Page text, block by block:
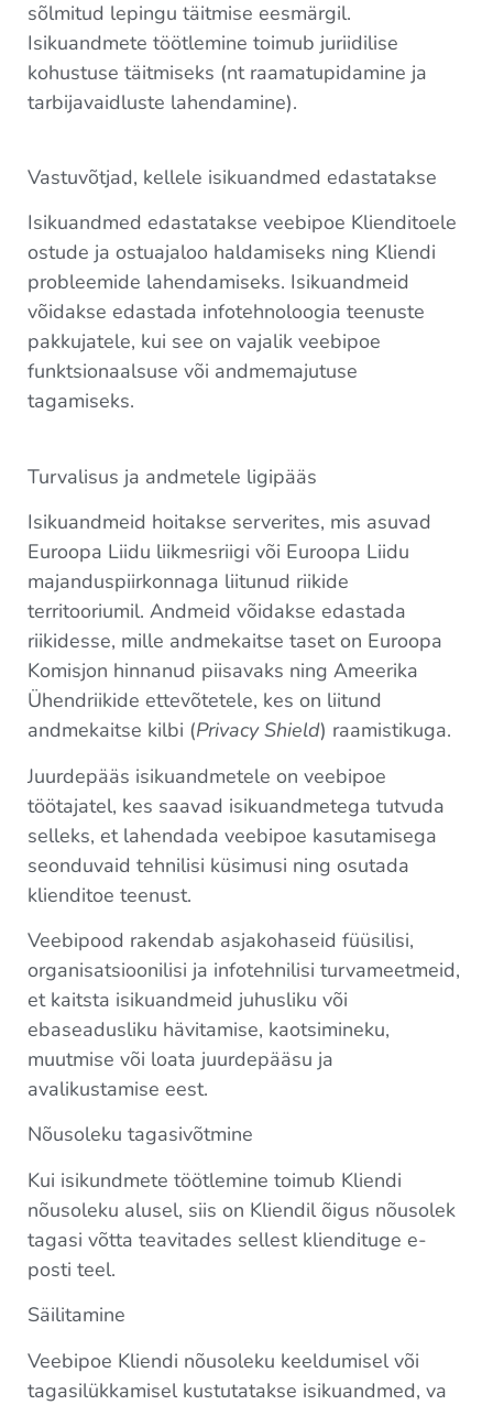
sõlmitud lepingu täitmise eesmärgil.
Isikuandmete töötlemine toimub juriidilise
kohustuse täitmiseks (nt raamatupidamine ja
tarbijavaidluste lahendamine).
Vastuvõtjad, kellele isikuandmed edastatakse
Isikuandmed edastatakse veebipoe Klienditoele
ostude ja ostuajaloo haldamiseks ning Kliendi
probleemide lahendamiseks. Isikuandmeid
võidakse edastada infotehnoloogia teenuste
pakkujatele, kui see on vajalik veebipoe
funktsionaalsuse või andmemajutuse
tagamiseks.
Turvalisus ja andmetele ligipääs
Isikuandmeid hoitakse serverites, mis asuvad
Euroopa Liidu liikmesriigi või Euroopa Liidu
majanduspiirkonnaga liitunud riikide
territooriumil. Andmeid võidakse edastada
riikidesse, mille andmekaitse taset on Euroopa
Komisjon hinnanud piisavaks ning Ameerika
Ühendriikide ettevõtetele, kes on liitund
andmekaitse kilbi (Privacy Shield) raamistikuga.
Juurdepääs isikuandmetele on veebipoe
töötajatel, kes saavad isikuandmetega tutvuda
selleks, et lahendada veebipoe kasutamisega
seonduvaid tehnilisi küsimusi ning osutada
klienditoe teenust.
Veebipood rakendab asjakohaseid füüsilisi,
organisatsioonilisi ja infotehnilisi turvameetmeid,
et kaitsta isikuandmeid juhusliku või
ebaseadusliku hävitamise, kaotsimineku,
muutmise või loata juurdepääsu ja
avalikustamise eest.
Nõusoleku tagasivõtmine
Kui isikundmete töötlemine toimub Kliendi
nõusoleku alusel, siis on Kliendil õigus nõusolek
tagasi võtta teavitades sellest kliendituge e-
posti teel.
Säilitamine
Veebipoe Kliendi nõusoleku keeldumisel või
tagasilükkamisel kustutatakse isikuandmed, va